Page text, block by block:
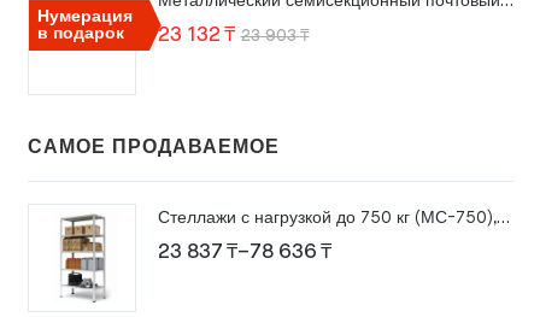
26
707 ₸.
Нумерация
в подарок
23 903₸Первоначальная
23 132 ₸
Текущая
САМОЕ ПРОДАВАЕМОЕ
Стеллажи с нагрузкой до 750 кг (МС-750), высота 2000 мм
23 837 ₸–78 636 ₸Диапазон